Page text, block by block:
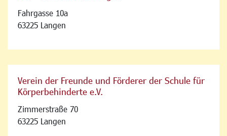
Fahrgasse 10a
63225 Langen
Verein der Freunde und Förderer der Schule für
Körperbehinderte e.V.
Zimmerstraße 70
63225 Langen